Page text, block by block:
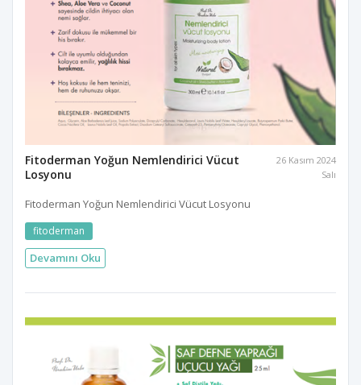
Fitoderman Yoğun Nemlendirici Vücut
Losyonu
26 Kasım 2024
Salı
Fitoderman Yoğun Nemlendirici Vücut Losyonu
fitoderman
Devamını Oku